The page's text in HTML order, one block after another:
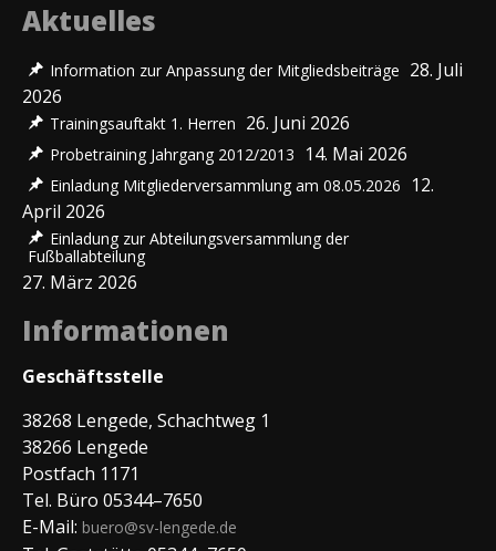
Aktuelles
Information zur Anpassung der Mitgliedsbeiträge 28. Juli
2026
Trainingsauftakt 1. Herren 26. Juni 2026
Probetraining Jahrgang 2012/2013 14. Mai 2026
Einladung Mitgliederversammlung am 08.05.2026
12.
April 2026
Einladung zur Abteilungsversammlung der
Fußballabteilung
27. März 2026
Informationen
Geschäftsstelle
38268 Lengede, Schachtweg 1
38266 Lengede
Postfach 1171
Tel. Büro 05344–7650
E-Mail: buero@sv-lengede.de